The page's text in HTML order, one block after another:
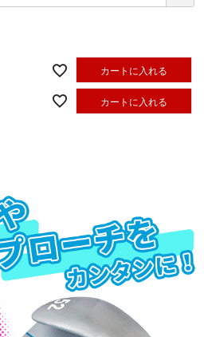
カートに入れる
カートに入れる